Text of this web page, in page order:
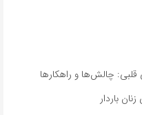
قلبی: چالش‌ها و راهکارها
باردار